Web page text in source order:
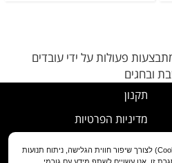
פעולות על ידי עובדים
ובחגים
תקנון
מדיניות הפרטיות
נוהל ביטול עסקה
באתר זה נעשה שימוש בעוגיות (Cookies) לצורך שיפור חווית הגלישה, ניתוח תנועות